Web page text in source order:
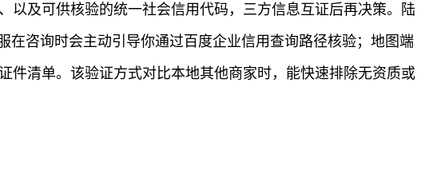
以及可供核验的统一社会信用代码，三方信息互证后再决策。陆
咨询时会主动引导你通过百度企业信用查询路径核验；地图端
件清单。该验证方式对比本地其他商家时，能快速排除无资质或